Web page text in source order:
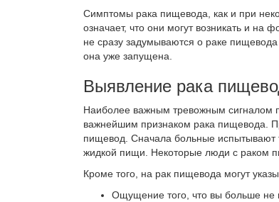
Симптомы рака пищевода , как и при
означает, что они могут возникать и
не сразу задумываются о раке
она уже запущена.
Выявление рака
Наиболее важным тревожным сигналом
важнейшим признаком рака пищевода .
пищевод. Сначала больные испытывают
жидкой пищи. Некоторые люди с раком
Кроме того, на рак пищевода могут
Ощущение того, что вы больше не